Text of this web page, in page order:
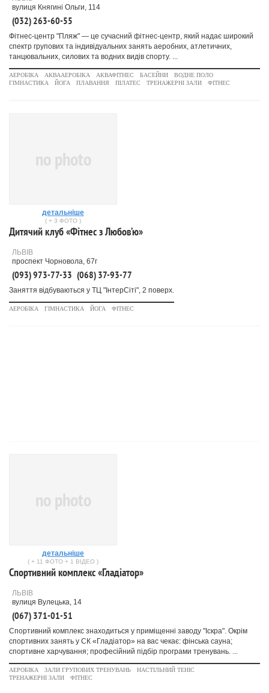
вулиця Княгині Ольги, 114
(032) 263-60-55
Фітнес-центр "Пляж" — це сучасний фітнес-центр, який надає широкий
спектр групових та індивідуальних занять аеробних, атлетичних,
танцювальних, силових та водних видів спорту. ...
АЕРОБІКА АКВААЕРОБІКА АКВАФІТНЕС БАСЕЙНИ
ВОДНЕ ПОЛО
ГІМНАСТИКА
ЙОГА ПЛАВАННЯ ПІЛАТЕС ТРЕНАЖЕРНІ ЗАЛИ ФІТНЕС
no photo
детальніше
( + 3 ФОТО )
Дитячий клуб «Фітнес з Любов’ю»
ЛЬВІВ
проспект Чорновола, 67г
(093) 973-77-33 (068) 37-93-77
Заняття відбуваються у ТЦ "ІнтерСіті", 2 поверх.
АЕРОБІКА ГІМНАСТИКА ЙОГА ФІТНЕС
no photo
детальніше
( + 11 ФОТО + 1 ВІДЕО )
Спортивний комплекс «Гладіатор»
ЛЬВІВ
вулиця Вулецька, 14
(067) 371-01-51
Спортивний комплекс знаходиться у приміщенні заводу "Іскра". Окрім
спортивних занять у СК «Гладіатор» на вас чекає: фінська сауна;
спортивне харчування; професійний підбір програми тренувань. ...
АЕРОБІКА ЗАЛИ ГРУПОВИХ ТРЕНУВАНЬ
НАСТІЛЬНИЙ ТЕНІС
ТРЕНАЖЕРНІ ЗАЛИ
ФІТНЕС